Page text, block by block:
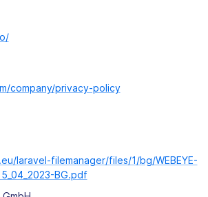
company/privacy-policy
laravel-filemanager/files/1/bg/WEBEYE-
BG.pdf